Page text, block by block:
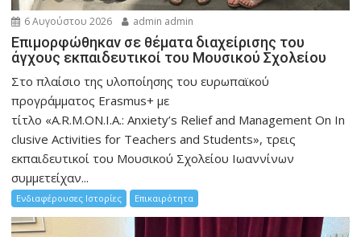
6 Αυγούστου 2026 admin admin
Eπιμορφώθηκαν σε θέματα διαχείρισης του
άγχους εκπαιδευτικοί του Μουσικού Σχολείου
Στο πλαίσιο της υλοποίησης του ευρωπαϊκού
προγράμματος Erasmus+ με
τίτλο «A.R.M.ON.I.A.: Anxiety’s Relief and Management On In
clusive Activities for Teachers and Students», τρεις
εκπαιδευτικοί του Μουσικού Σχολείου Ιωαννίνων
συμμετείχαν...
Ενδιαφέρουσες Ιστορίες Επικαιρότητα